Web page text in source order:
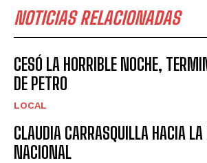
NOTICIAS RELACIONADAS
CESÓ LA HORRIBLE NOCHE,
DE PETRO
LOCAL
CLAUDIA CARRASQUILLA HACIA LA
NACIONAL